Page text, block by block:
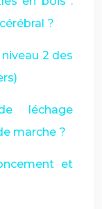
?
2 des
léchage
marche ?
et